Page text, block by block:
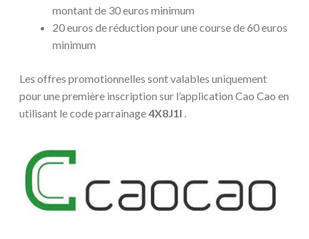
montant de 30 euros minimum
20 euros de réduction pour une course de 60 euros
minimum
Les offres promotionnelles sont valables uniquement
pour une première inscription sur l’application Cao Cao en
utilisant le code parrainage4X8J1I .